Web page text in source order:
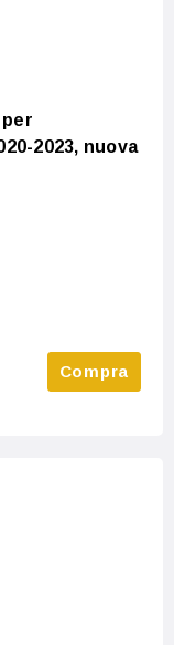
2023, nuova
Compra